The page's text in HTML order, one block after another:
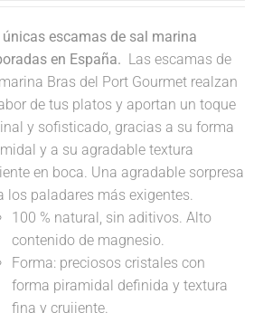
únicas escamas de sal marina
en España. Las escamas de
Bras del Port Gourmet realzan
de tus platos y aportan un toque
y sofisticado, gracias a su forma
y a su agradable textura
en boca. Una agradable sorpresa
los paladares más exigentes.
100 % natural, sin aditivos. Alto
contenido de magnesio.
Forma: preciosos cristales con
forma piramidal definida y textura
fina y crujiente.